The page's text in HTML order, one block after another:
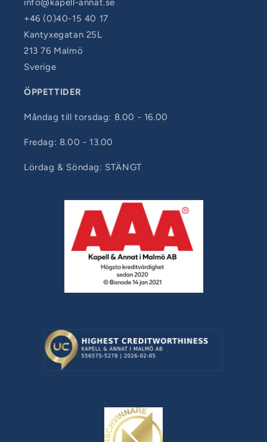
info@kapell-annat.se
+46 (0)40-15 40 17
Kantyxegatan 25L
213 76 Malmö
Sverige
ÖPPETTIDER
Måndag till torsdag: 8.00 - 16.00
Fredag: 8.00 - 13.00
Lördag & Söndag: STÄNGT